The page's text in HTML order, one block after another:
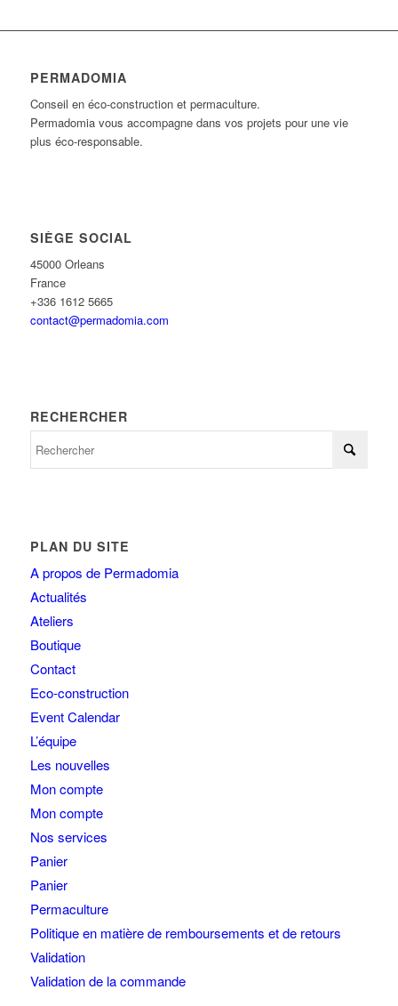
PERMADOMIA
Conseil en éco-construction et permaculture.
Permadomia vous accompagne dans vos projets pour une vie
plus éco-responsable.
SIÈGE SOCIAL
45000 Orleans
France
+336 1612 5665
contact@permadomia.com
RECHERCHER
PLAN DU SITE
A propos de Permadomia
Actualités
Ateliers
Boutique
Contact
Eco-construction
Event Calendar
L’équipe
Les nouvelles
Mon compte
Mon compte
Nos services
Panier
Panier
Permaculture
Politique en matière de remboursements et de retours
Validation
Validation de la commande